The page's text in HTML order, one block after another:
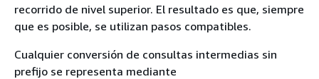
recorrido de nivel superior. El resultado es que, siempre
que es posible, se utilizan pasos compatibles.
Cualquier conversión de consultas intermedias sin
prefijo se representa mediante